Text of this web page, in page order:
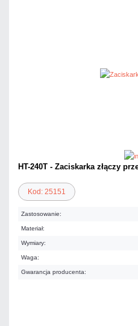
HT-240T - Zaciskarka złączy
Kod: 25151
Zastosowanie:
Materiał:
Wymiary:
Waga:
Gwarancja producenta: